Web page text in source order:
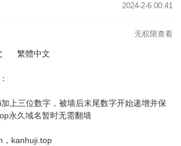
2024-2-6 00:41
无权限查看
繁體中文
上三位数字，被墙后末尾数字开始递增并保
永久域名暂时无需翻墙
，kanhuji.top